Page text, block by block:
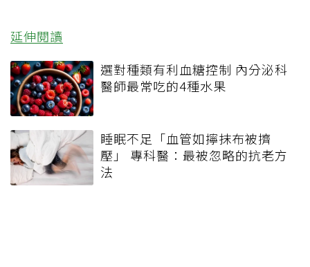
延伸閱讀
選對種類有利血糖控制 內分泌科
醫師最常吃的4種水果
睡眠不足「血管如擰抹布被擠
壓」 專科醫：最被忽略的抗老方
法